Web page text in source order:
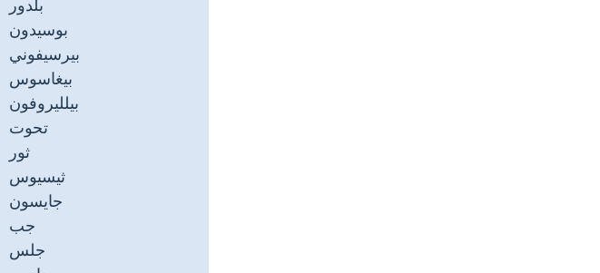
بلدور
بوسيدون
بيرسيفوني
بيغاسوس
بيلليروفون
تحوت
ثور
ثيسيوس
جايسون
جب
جلس